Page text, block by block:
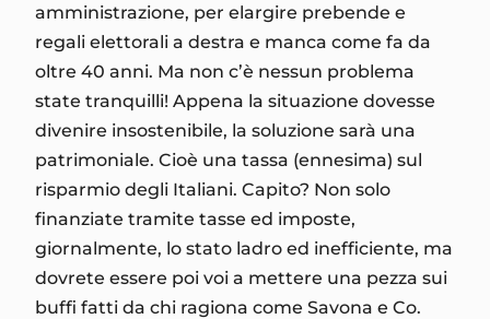
amministrazione, per elargire prebende e
regali elettorali a destra e manca come fa da
oltre 40 anni. Ma non c’è nessun problema
state tranquilli! Appena la situazione dovesse
divenire insostenibile, la soluzione sarà una
patrimoniale. Cioè una tassa (ennesima) sul
risparmio degli Italiani. Capito? Non solo
finanziate tramite tasse ed imposte,
giornalmente, lo stato ladro ed inefficiente, ma
dovrete essere poi voi a mettere una pezza sui
buffi fatti da chi ragiona come Savona e Co.